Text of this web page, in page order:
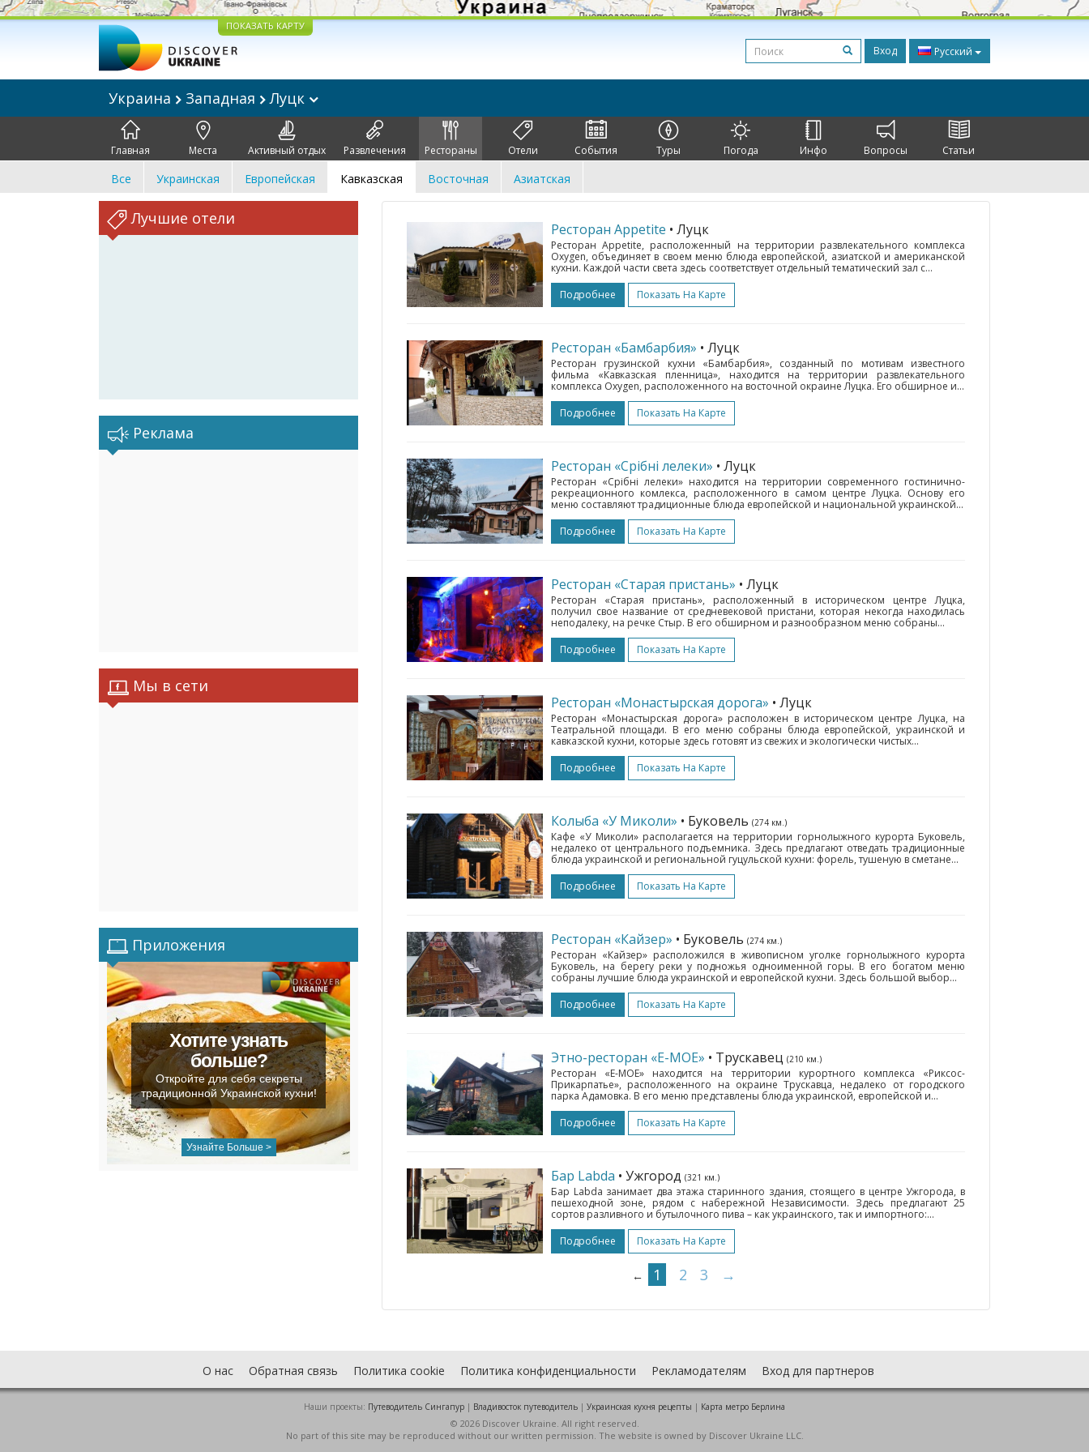
ПОКАЗАТЬ КАРТУ
Вход Русский
Украина Западная Луцк
Главная Места Активный отдых Развлечения Рестораны Отели События Туры Погода Инфо Вопросы Статьи
Все Украинская Европейская Кавказская Восточная Азиатская
Лучшие отели
Реклама
Мы в сети
Приложения
Хотите узнать
больше?
Откройте для себя секреты
традиционной Украинской кухни!
Узнайте Больше >
Ресторан Appetite • Луцк
Ресторан Appetite, расположенный на территории развлекательного комплекса
Oxygen, объединяет в своем меню блюда европейской, азиатской и американской
кухни. Каждой части света здесь соответствует отдельный тематический зал с...
Подробнее
Показать На Карте
Ресторан «Бамбарбия» • Луцк
Ресторан грузинской кухни «Бамбарбия», созданный по мотивам известного
фильма «Кавказская пленница», находится на территории развлекательного
комплекса Oxygen, расположенного на восточной окраине Луцка. Его обширное и...
Подробнее
Показать На Карте
Ресторан «Срібні лелеки» • Луцк
Ресторан «Срібні лелеки» находится на территории современного гостинично-
рекреационного комлекса, расположенного в самом центре Луцка. Основу его
меню составляют традиционные блюда европейской и национальной украинской...
Подробнее
Показать На Карте
Ресторан «Старая пристань» • Луцк
Ресторан «Старая пристань», расположенный в историческом центре Луцка,
получил свое название от средневековой пристани, которая некогда находилась
неподалеку, на речке Стыр. В его обширном и разнообразном меню собраны...
Подробнее
Показать На Карте
Ресторан «Монастырская дорога» • Луцк
Ресторан «Монастырская дорога» расположен в историческом центре Луцка, на
Театральной площади. В его меню собраны блюда европейской, украинской и
кавказской кухни, которые здесь готовят из свежих и экологически чистых...
Подробнее
Показать На Карте
Колыба «У Миколи» • Буковель (274 км.)
Кафе «У Миколи» располагается на территории горнолыжного курорта Буковель,
недалеко от центрального подъемника. Здесь предлагают отведать традиционные
блюда украинской и региональной гуцульской кухни: форель, тушеную в сметане...
Подробнее
Показать На Карте
Ресторан «Кайзер» • Буковель (274 км.)
Ресторан «Кайзер» расположился в живописном уголке горнолыжного курорта
Буковель, на берегу реки у подножья одноименной горы. В его богатом меню
собраны лучшие блюда украинской и европейской кухни. Здесь большой выбор...
Подробнее
Показать На Карте
Этно-ресторан «Е-МОЕ» • Трускавец (210 км.)
Ресторан «Е-МОЕ» находится на территории курортного комплекса «Риксос-
Прикарпатье», расположенного на окраине Трускавца, недалеко от городского
парка Адамовка. В его меню представлены блюда украинской, европейской и...
Подробнее
Показать На Карте
Бар Labda • Ужгород (321 км.)
Бар Labda занимает два этажа старинного здания, стоящего в центре Ужгорода, в
пешеходной зоне, рядом с набережной Независимости. Здесь предлагают 25
сортов разливного и бутылочного пива – как украинского, так и импортного:...
Подробнее
Показать На Карте
← 1 2 3 →
О нас Обратная связь Политика cookie Политика конфиденциальности Рекламодателям Вход для партнеров
Наши проекты: Путеводитель Сингапур | Владивосток путеводитель | Украинская кухня рецепты | Карта метро Берлина
© 2026 Discover Ukraine. All right reserved.
No part of this site may be reproduced without our written permission. The website is owned by Discover Ukraine LLC.